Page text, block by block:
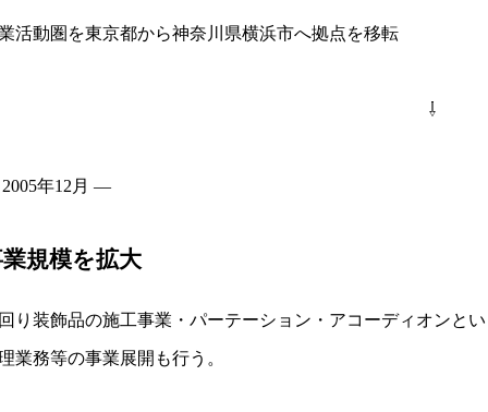
活動圏を東京都から神奈川県横浜市へ拠点を移転
⇩
年12月 ―
規模を拡大
り装飾品の施工事業・パーテーション・アコーディオンと
業務等の事業展開も行う。